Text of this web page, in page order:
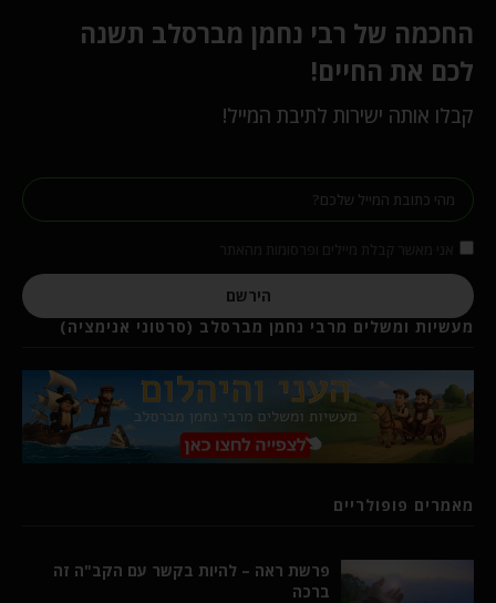
החכמה של רבי נחמן מברסלב תשנה
לכם את החיים!
קבלו אותה ישירות לתיבת המייל!
הירשם
מעשיות ומשלים מרבי נחמן מברסלב (סרטוני אנימציה)
מאמרים פופולריים
פרשת ראה – להיות בקשר עם הקב"ה זה
ברכה